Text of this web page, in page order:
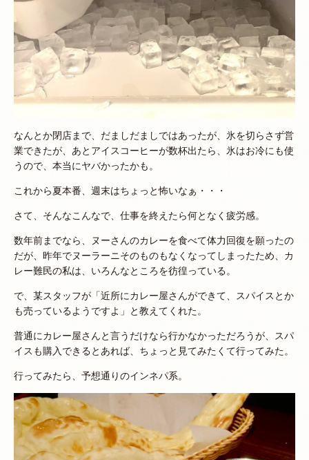
なんとか閉店まで、だましだましではあったが、氷を切らさず営
業できたが、あとアイスコーヒーが数杯出たら、氷はお冷にも使
うので、本当にヤバかったかも。
これから夏本番、週末はちょっと怖いなぁ・・・
さて、そんなこんなで、仕事を終えたら何となく疲労感。
数年前までなら、ヌーさんのカレーを食べて体力回復を願ったの
だが、昨年でヌーラーニそのものもなくなってしまったため、カ
レー難民の私は、いろんなところを彷徨っている。
で、某スタッフが「近所にカレー屋さんができて、スパイスとか
も売っているようですよ」と教えてくれた。
普通にカレー屋さんと言うだけなら行かなかっただろうが、スパ
イスも購入できるとあれば、ちょっと見てみたくて行ってみた。
行ってみたら、予想通りのインネパ系。